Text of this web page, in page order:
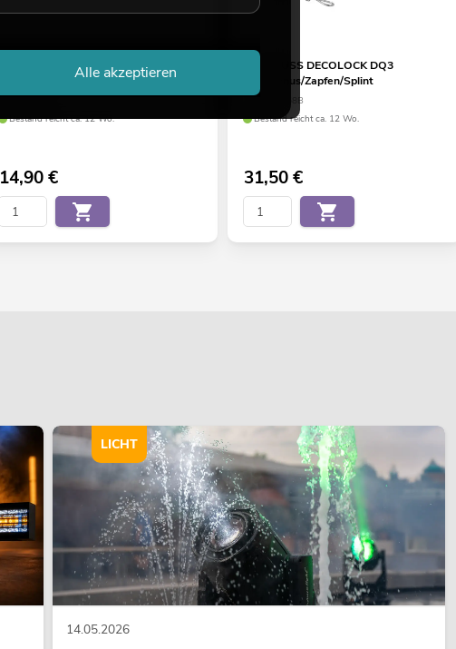
ALUTRUSS DECOLOCK Halbkonusset
Decolock DQ-2 M-8
Bestand reicht ca. 12 Wo.
14,90€
ALUTRUSS DECOLOCK DQ3
Verb.konus/Zapfen/Splint
No. 6030168B
Bestand reicht ca. 12 Wo.
31,50€
14.05.2026
LICHT
Alle akzeptieren